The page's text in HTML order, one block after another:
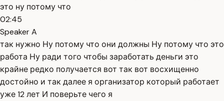
это ну потому что
02:45
Speaker A
так нужно Ну потому что они должны Ну потому что это
работа Ну ради того чтобы заработать деньги это
крайне редко получается вот так вот восхищенно
достойно и так далее я организатор который работает
уже 12 лет И поверьте чего я